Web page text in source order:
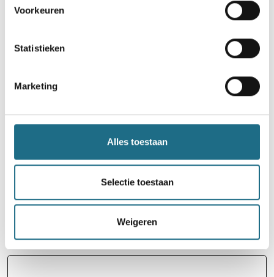
Voorkeuren
Statistieken
Marketing
Alles toestaan
Selectie toestaan
Weigeren
De wandelkalender voor 2026 is er: bekijk
Het maken van de wandelplannen kan alvast
staat voortaan online. Zoek je favoriete
wandeltochten tussen meer dan 1.100 organisaties.
Artikelnaam